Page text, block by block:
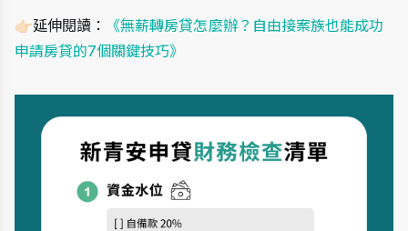
👉🏻延伸閱讀：
《無薪轉房貸怎麼辦？自由接案族也能成功
申請房貸的7個關鍵技巧》